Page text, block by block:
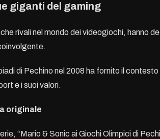
giganti del gaming
rivali nel mondo dei videogiochi, hanno
di Pechino nel 2008 ha fornito il
e i suoi valori.
originale
“Mario & Sonic ai Giochi Olimpici di